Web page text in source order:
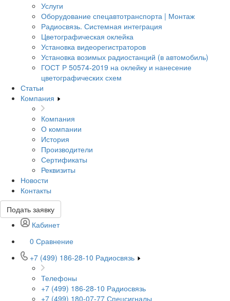
Услуги
Оборудование спецавтотранспорта | Монтаж
Радиосвязь. Системная интеграция
Цветографическая оклейка
Установка видеорегистраторов
Установка возимых радиостанций (в автомобиль)
ГОСТ Р 50574-2019 на оклейку и нанесение
цветографических схем
Статьи
Компания
Компания
О компании
История
Производители
Сертификаты
Реквизиты
Новости
Контакты
Подать заявку
Кабинет
0 Сравнение
+7 (499) 186-28-10 Радиосвязь
Телефоны
+7 (499) 186-28-10 Радиосвязь
+7 (499) 180-07-77 Спецсигналы